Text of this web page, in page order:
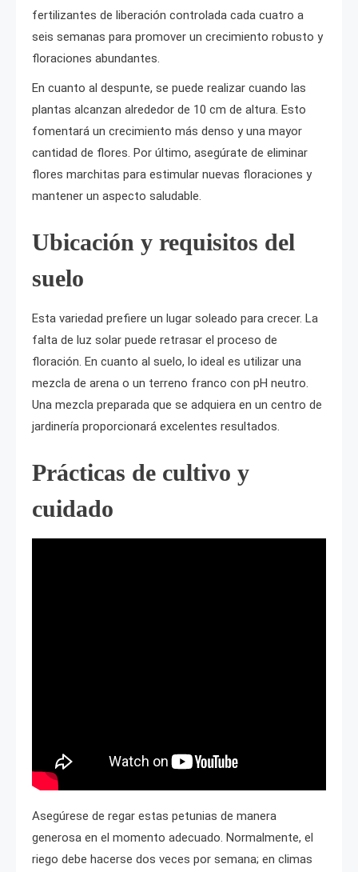
fertilizantes de liberación controlada cada cuatro a
seis semanas para promover un crecimiento robusto y
floraciones abundantes.
En cuanto al despunte, se puede realizar cuando las
plantas alcanzan alrededor de 10 cm de altura. Esto
fomentará un crecimiento más denso y una mayor
cantidad de flores. Por último, asegúrate de eliminar
flores marchitas para estimular nuevas floraciones y
mantener un aspecto saludable.
Ubicación y requisitos del
suelo
Esta variedad prefiere un lugar soleado para crecer. La
falta de luz solar puede retrasar el proceso de
floración. En cuanto al suelo, lo ideal es utilizar una
mezcla de arena o un terreno franco con pH neutro.
Una mezcla preparada que se adquiera en un centro de
jardinería proporcionará excelentes resultados.
Prácticas de cultivo y
cuidado
Asegúrese de regar estas petunias de manera
generosa en el momento adecuado. Normalmente, el
riego debe hacerse dos veces por semana; en climas